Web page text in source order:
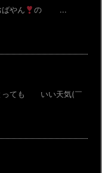
やん の ...
ても いい天気(￣